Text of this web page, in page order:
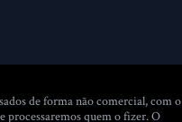
de forma não comercial, com o
processaremos quem o fizer. O